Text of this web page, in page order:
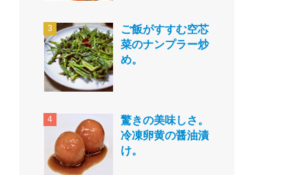
ご飯がすすむ空芯
菜のナンプラー炒
め。
驚きの美味しさ。
冷凍卵黄の醤油漬
け。